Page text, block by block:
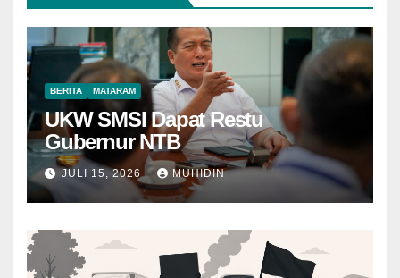
BERITA MATARAM
UKW SMSI Dapat Restu
Gubernur NTB
JULI 15, 2026 MUHIDIN